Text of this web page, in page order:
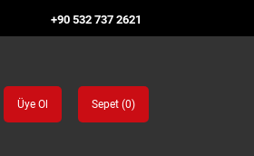
+90 532 737 2621
Üye Ol Sepet (0)